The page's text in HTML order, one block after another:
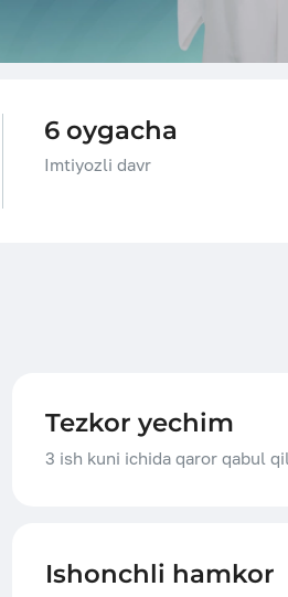
6 oygacha
Imtiyozli davr
Tezkor yechim
3 ish kuni ichida qaror qabul
Ishonchli hamkor